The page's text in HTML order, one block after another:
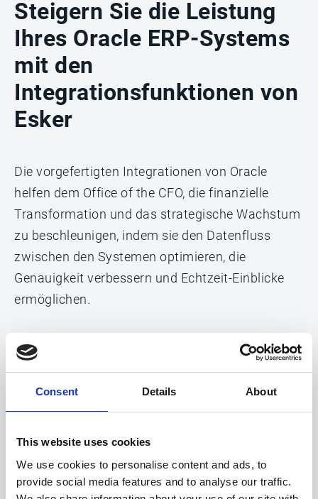
Consent Details About
This website uses cookies
We use cookies to personalise content and ads, to
provide social media features and to analyse our traffic.
Steigern Sie die Leistung
Ihres Oracle ERP-Systems
mit den
Integrationsfunktionen von
Esker
Die vorgefertigten Integrationen von Oracle
helfen dem Office of the CFO, die finanzielle
Transformation und das strategische Wachstum
zu beschleunigen, indem sie den Datenfluss
zwischen den Systemen optimieren, die
Genauigkeit verbessern und Echtzeit-Einblicke
ermöglichen.
Die automatische
Stammdatensynchronisation
ermöglicht
die Nutzung der Daten aus Oracle E-
Automatisierung der
Kreditorenbuchhaltung und des
Auftragsmanagements sowie der Daten